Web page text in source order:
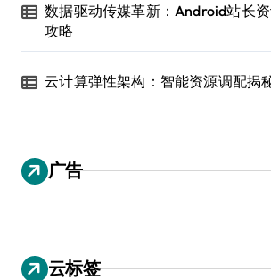
数据驱动传媒革新：Android站长
攻略
云计算弹性架构：智能资源调配揭
广告
云标签